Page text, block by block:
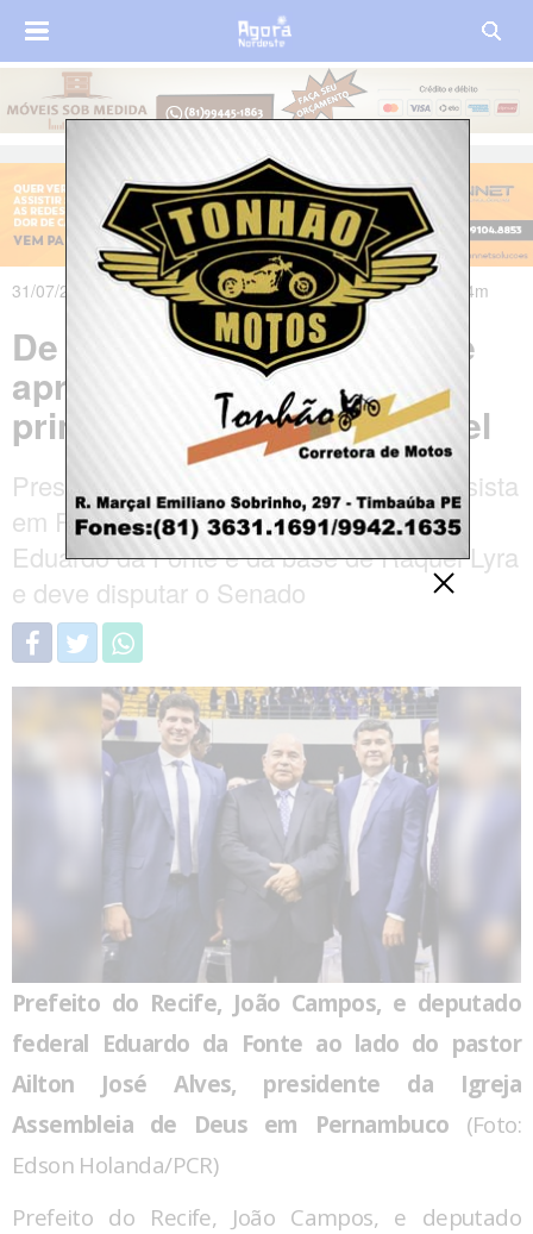
31/07/2025 às 01h51m - Atualizado em 31/07/2025 às 02h04m
De olho na eleição, João se
aproxima de um dos
principais aliados de Raquel
Presidente da federação União Progressista
em Pernambuco, o deputado federal
Eduardo da Fonte é da base de Raquel Lyra
e deve disputar o Senado
Prefeito do Recife, João Campos, e deputado
federal Eduardo da Fonte ao lado do pastor
Ailton José Alves, presidente da Igreja
Assembleia de Deus em Pernambuco (Foto:
Edson Holanda/PCR)
Prefeito do Recife, João Campos, e deputado